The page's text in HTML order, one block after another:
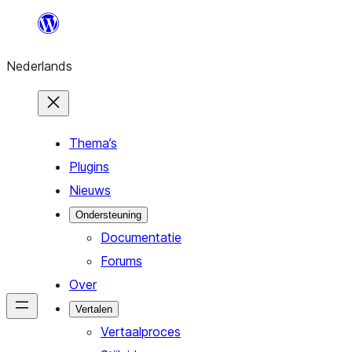
de
inhoud
Nederlands
Thema’s
Plugins
Nieuws
Ondersteuning
Documentatie
Forums
Over
Vertalen
Vertaalproces